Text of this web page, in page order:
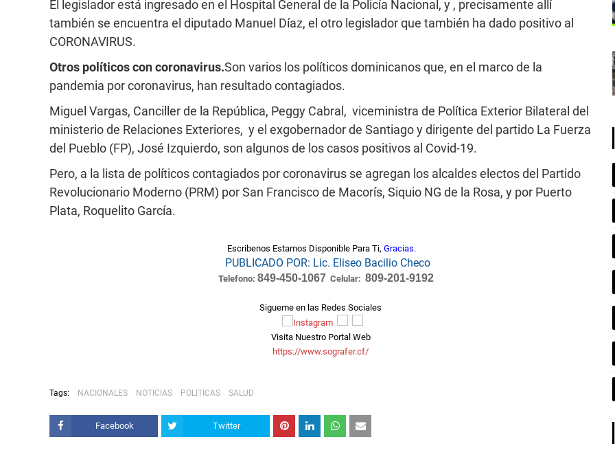
El legislador está ingresado en el Hospital General de la Policía Nacional, y , precisamente allí
también se encuentra el diputado Manuel Díaz, el otro legislador que también ha dado positivo al
CORONAVIRUS.
Otros políticos con coronavirus.Son varios los políticos dominicanos que, en el marco de la
pandemia por coronavirus, han resultado contagiados.
Miguel Vargas, Canciller de la República, Peggy Cabral, viceministra de Política Exterior Bilateral del
ministerio de Relaciones Exteriores, y el exgobernador de Santiago y dirigente del partido La Fuerza
del Pueblo (FP), José Izquierdo, son algunos de los casos positivos al Covid-19.
Pero, a la lista de políticos contagiados por coronavirus se agregan los alcaldes electos del Partido
Revolucionario Moderno (PRM) por San Francisco de Macorís, Siquio NG de la Rosa, y por Puerto
Plata, Roquelito García.
Escribenos Estamos Disponible Para Ti, Gracias.
PUBLICADO POR: Lic. Eliseo Bacilio Checo
Telefono: 849-450-1067 Celular: 809-201-9192
Sigueme en las Redes Sociales
Visita Nuestro Portal Web
https://www.sografer.cf/
Tags: NACIONALES NOTICIAS POLITICAS SALUD
Facebook Twitter